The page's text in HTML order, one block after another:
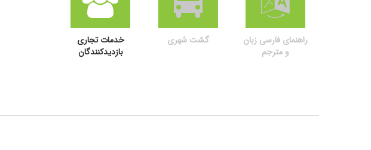
راهنمای فارسی زبان
و مترجم
گشت شهری
خدمات تجاری
بازدیدکنندگان